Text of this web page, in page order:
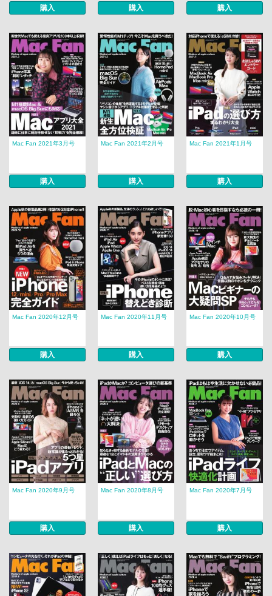
購入 購入 購入
Mac Fan 2021年3月号
購入
Mac Fan 2021年2月号
購入
Mac Fan 2021年1月号
購入
Mac Fan 2020年12月号
購入
Mac Fan 2020年11月号
購入
Mac Fan 2020年10月号
購入
Mac Fan 2020年9月号
購入
Mac Fan 2020年8月号
購入
Mac Fan 2020年7月号
購入